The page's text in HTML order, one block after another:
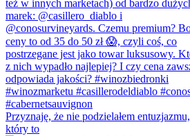
Przyznaję, że nie podzielałem entuzjazmu,
który to